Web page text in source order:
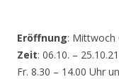
Eröffnung: Mittwoch
Zeit: 06.10. –
Fr. 8.30 – 14.00 Uhr